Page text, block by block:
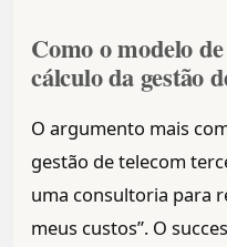
Como o modelo
cálculo da gestão
O argumento mais
gestão de telecom
uma consultoria para
meus custos”. O